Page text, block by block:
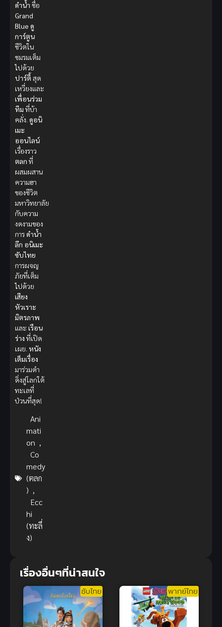
ดำน้ำ ชื่อ
Grand
Blue ดู
การ์ตูน
ชีวิตใน
ชมรมเต็ม
ไปด้วย
ปาร์ตี้ สุด
เหวี่ยงและ
เพื่อนร่วม
ทีม ที่บ้า
คลั่ง. ดูอนิ
เมะ
ออนไลน์
เรื่องราว
ตลก ที่
ผสมผสาน
ความฮา
ของชีวิต
มหาวิทยาลัย
กับความ
งดงามของ
การดำน้ำ
ลึก อนิเมะ
ซับไทย
การผจญ
ภัยที่เต็ม
ไปด้วย
เสียง
หัวเราะ
มิตรภาพ
และ เรือน
ร่าง ที่เปิด
เผย. หนัง
เต็มเรื่อง
มาร่วมดำ
ดิ่งสู่โลกใต้
ทะเลที่
ป่วนที่สุด!
Ani
mati
on ,
Co
medy
(ตลก
) ,
Ecc
hi
(ทะลึ่
ง)
เรื่องอื่นๆที่น่าสนใจ
ซับไทย พากย์ไทย